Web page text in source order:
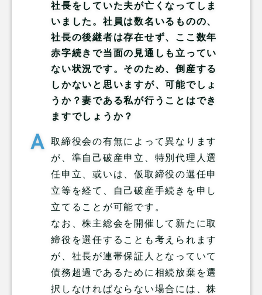
社長をしていた夫が亡くなってしま
いました。社員は数名いるものの、
社長の後継者は存在せず、ここ数年
赤字続きで当面の見通しも立ってい
ない状況です。そのため、倒産する
しかないと思いますが、可能でしょ
うか？妻である私が行うことはでき
ますでしょうか？
取締役会の有無によって異なります
が、準自己破産申立、特別代理人選
任申立、或いは、仮取締役の選任申
立等を経て、自己破産手続きを申し
立てることが可能です。
なお、株主総会を開催して新たに取
締役を選任することも考えられます
が、社長が連帯保証人となっていて
債務超過であるために相続放棄を選
択しなければならない場合には、株